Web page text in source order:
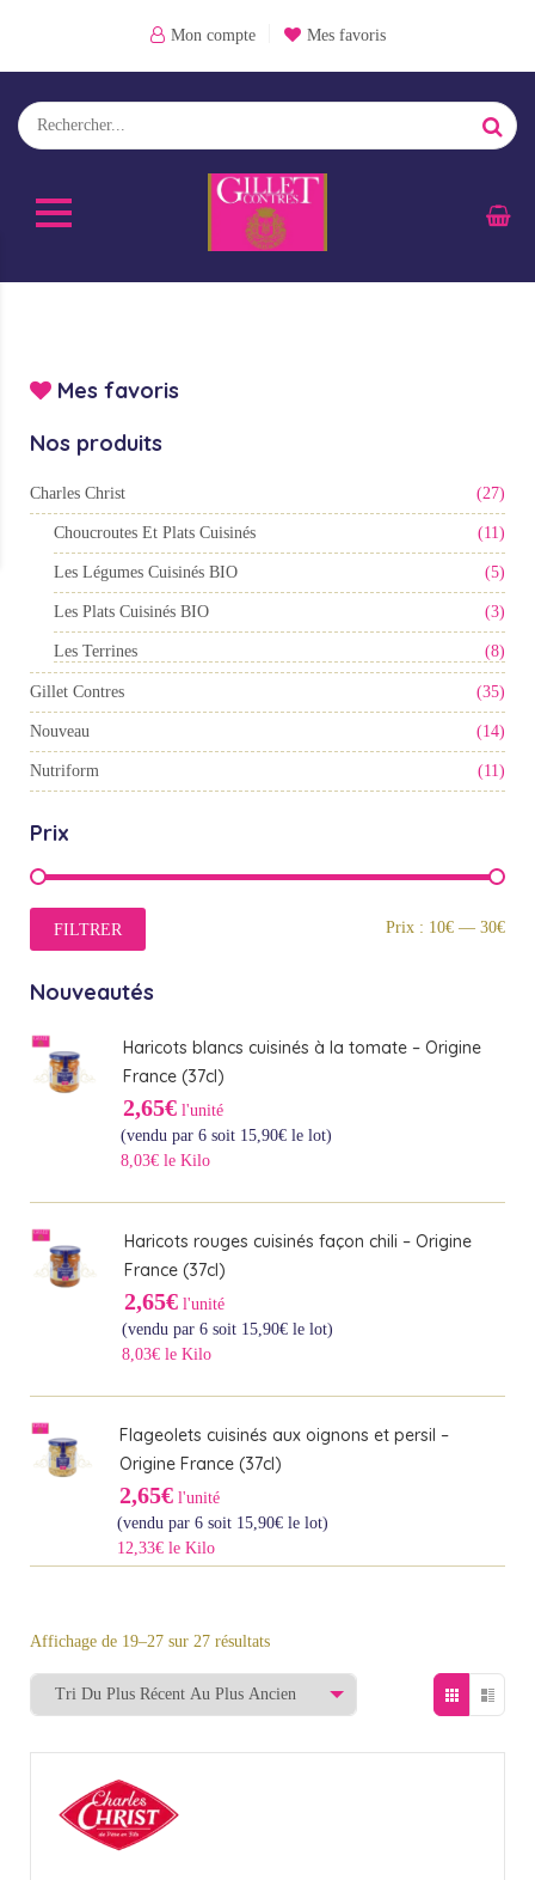
Mon compte Mes favoris
Mes favoris
Nos produits
Charles Christ (27)
Choucroutes Et Plats Cuisinés (11)
Les Légumes Cuisinés BIO (5)
Les Plats Cuisinés BIO (3)
Les Terrines (8)
Gillet Contres (35)
Nouveau (14)
Nutriform (11)
Prix
FILTRER Prix : 10€ — 30€
Nouveautés
Haricots blancs cuisinés à la tomate – Origine
France (37cl)
2,65€ l'unité
(vendu par 6 soit 15,90€ le lot)
8,03€ le Kilo
Haricots rouges cuisinés façon chili – Origine
France (37cl)
2,65€ l'unité
(vendu par 6 soit 15,90€ le lot)
8,03€ le Kilo
Flageolets cuisinés aux oignons et persil –
Origine France (37cl)
2,65€ l'unité
(vendu par 6 soit 15,90€ le lot)
12,33€ le Kilo
Affichage de 19–27 sur 27 résultats